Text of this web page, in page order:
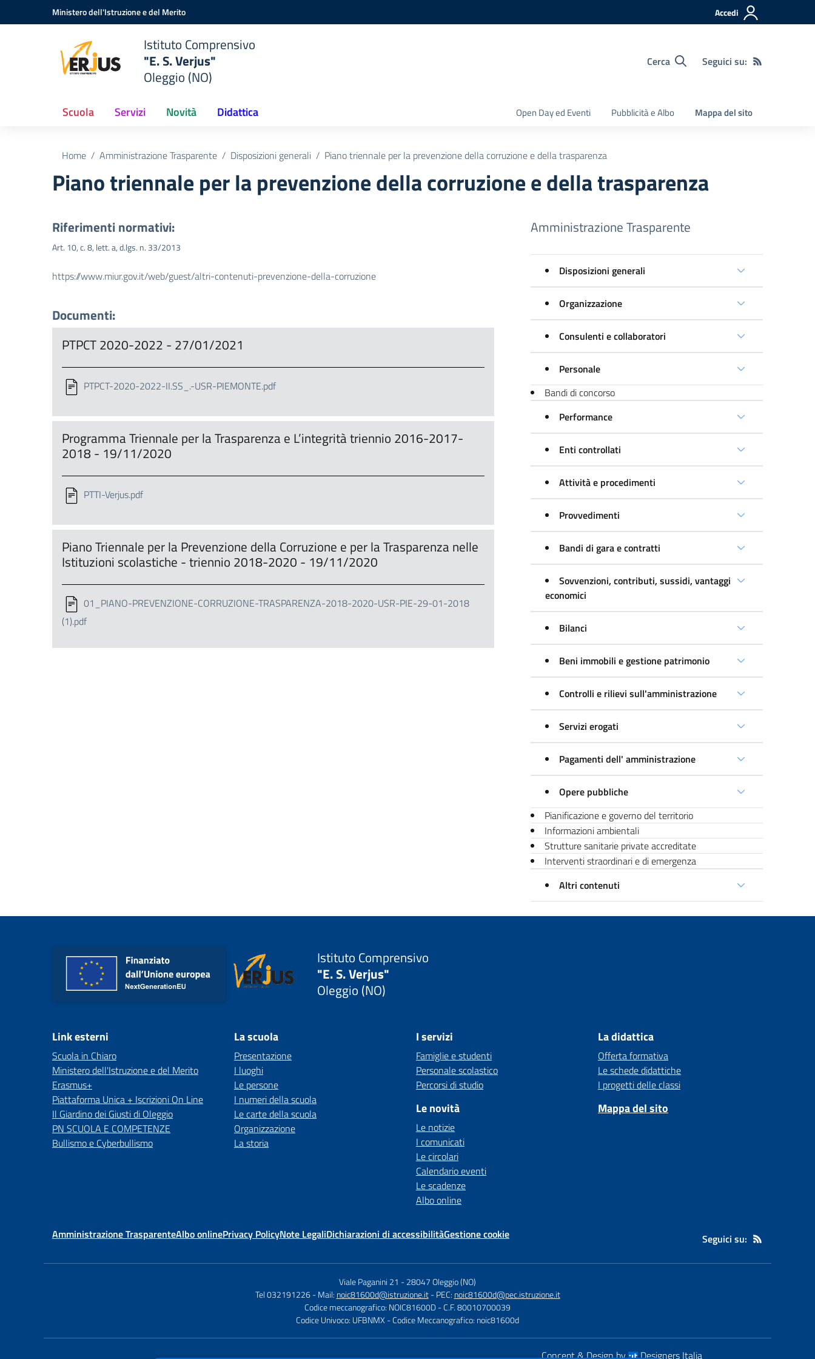
Vai ai contenuti
Vai al menu di navigazioneMinistero dell'Istruzione e del Merito Accedi
Istituto Comprensivo
"E. S. Verjus"
Oleggio (NO)
Cerca Seguici su:
Scuola Servizi Novità Didattica Open Day ed Eventi Pubblicità e Albo Mappa del sito
Home Amministrazione Trasparente Disposizioni generali Piano triennale per la prevenzione della corruzione e della trasparenza
Piano triennale per la prevenzione della corruzione e della trasparenza
Riferimenti normativi:
Art. 10, c. 8, lett. a, d.lgs. n. 33/2013
https://www.miur.gov.it/web/guest/altri-contenuti-prevenzione-della-corruzione
Documenti:
PTPCT 2020-2022 - 27/01/2021
PTPCT-2020-2022-II.SS_.-USR-PIEMONTE.pdf
Programma Triennale per la Trasparenza e L’integrità triennio 2016-2017-
2018 - 19/11/2020
PTTI-Verjus.pdf
Piano Triennale per la Prevenzione della Corruzione e per la Trasparenza nelle
Istituzioni scolastiche - triennio 2018-2020 - 19/11/2020
01_PIANO-PREVENZIONE-CORRUZIONE-TRASPARENZA-2018-2020-USR-PIE-29-01-2018
(1).pdf
Amministrazione Trasparente
Disposizioni generali
Organizzazione
Consulenti e collaboratori
Personale
Bandi di concorso
Performance
Enti controllati
Attività e procedimenti
Provvedimenti
Bandi di gara e contratti
Sovvenzioni, contributi, sussidi, vantaggi
economici
Bilanci
Beni immobili e gestione patrimonio
Controlli e rilievi sull'amministrazione
Servizi erogati
Pagamenti dell' amministrazione
Opere pubbliche
Pianificazione e governo del territorio
Informazioni ambientali
Strutture sanitarie private accreditate
Interventi straordinari e di emergenza
Altri contenuti
Istituto Comprensivo
"E. S. Verjus"
Oleggio (NO)
Link esterni
Scuola in Chiaro
Ministero dell'Istruzione e del Merito
Erasmus+
Piattaforma Unica + Iscrizioni On Line
Il Giardino dei Giusti di Oleggio
PN SCUOLA E COMPETENZE
Bullismo e Cyberbullismo
La scuola
Presentazione
I luoghi
Le persone
I numeri della scuola
Le carte della scuola
Organizzazione
La storia
I servizi
Famiglie e studenti
Personale scolastico
Percorsi di studio
Le novità
Le notizie
I comunicati
Le circolari
Calendario eventi
Le scadenze
Albo online
La didattica
Offerta formativa
Le schede didattiche
I progetti delle classi
Mappa del sito
Amministrazione TrasparenteAlbo onlinePrivacy PolicyNote LegaliDichiarazioni di accessibilitàGestione cookie Seguici su:
Viale Paganini 21 -28047 Oleggio (NO)
Tel 032191226 - Mail: noic81600d@istruzione.it - PEC: noic81600d@pec.istruzione.it
Codice meccanografico: NOIC81600D- C.F. 80010700039
Codice Univoco: UFBNMX- Codice Meccanografico: noic81600d
Concept & Design by Designers Italia